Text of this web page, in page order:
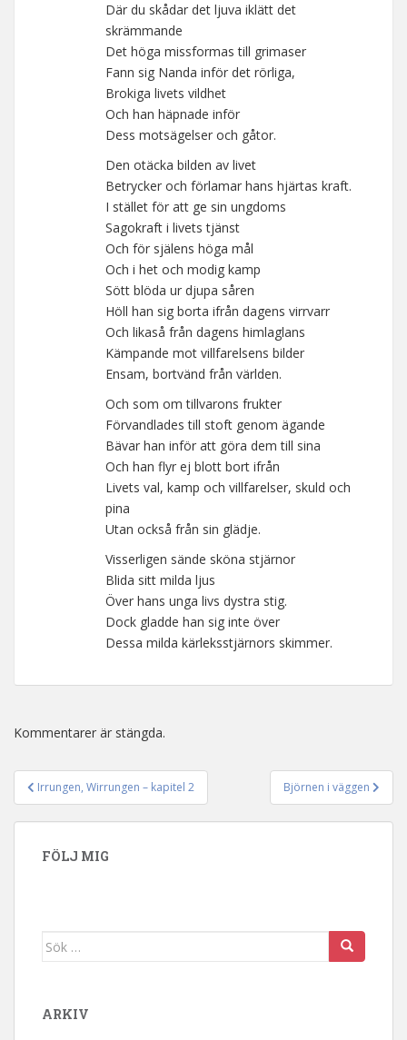
Där du skådar det ljuva iklätt det
skrämmande
Det höga missformas till grimaser
Fann sig Nanda inför det rörliga,
Brokiga livets vildhet
Och han häpnade inför
Dess motsägelser och gåtor.
Den otäcka bilden av livet
Betrycker och förlamar hans hjärtas kraft.
I stället för att ge sin ungdoms
Sagokraft i livets tjänst
Och för själens höga mål
Och i het och modig kamp
Sött blöda ur djupa såren
Höll han sig borta ifrån dagens virrvarr
Och likaså från dagens himlaglans
Kämpande mot villfarelsens bilder
Ensam, bortvänd från världen.
Och som om tillvarons frukter
Förvandlades till stoft genom ägande
Bävar han inför att göra dem till sina
Och han flyr ej blott bort ifrån
Livets val, kamp och villfarelser, skuld och
pina
Utan också från sin glädje.
Visserligen sände sköna stjärnor
Blida sitt milda ljus
Över hans unga livs dystra stig.
Dock gladde han sig inte över
Dessa milda kärleksstjärnors skimmer.
Kommentarer är stängda.
Inläggsnavigering
Irrungen, Wirrungen – kapitel 2 Björnen i väggen
FÖLJ MIG
Sök efter:
ARKIV